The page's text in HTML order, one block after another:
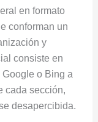
en formato
conforman un
y
consiste en
o Bing a
cada sección,
desapercibida.